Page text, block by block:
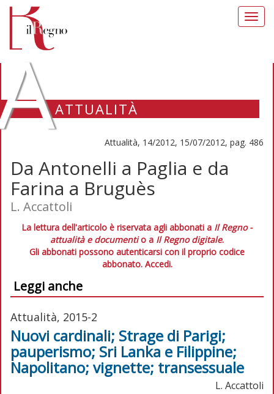
ATTUALITÀ
Attualità, 14/2012, 15/07/2012, pag. 486
Da Antonelli a Paglia e da
Farina a Bruguès
L. Accattoli
La lettura dell'articolo è riservata agli abbonati a Il Regno -
attualità e documentio a Il Regno digitale.
Gli abbonati possono autenticarsi con il proprio codice
abbonato. Accedi.
Leggi anche
Attualità, 2015-2
Nuovi cardinali; Strage di Parigi;
pauperismo; Sri Lanka e Filippine;
Napolitano; vignette; transessuale
L. Accattoli